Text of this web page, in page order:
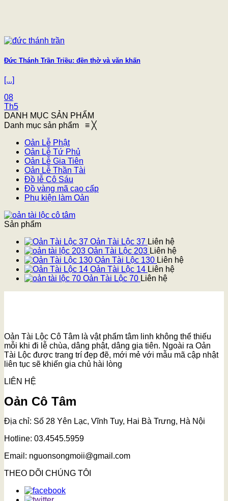
Đức Thánh Trần Triều: đền thờ và văn khấn
[...]
08
Th5
DANH MỤC SẢN PHẨM
Danh mục sản phẩm ≡ ╳
Oản Lễ Phật
Oản Lễ Tứ Phủ
Oản Lễ Gia Tiên
Oản Lễ Thần Tài
Đồ lễ Cô Sáu
Đồ vàng mã cao cấp
Phụ kiện làm Oản
Sản phẩm
Oản Tài Lộc 37 Liên hệ
Oản Tài Lộc 203 Liên hệ
Oản Tài Lộc 130 Liên hệ
Oản Tài Lộc 14 Liên hệ
Oản Tài Lộc 70 Liên hệ
Oản Tài Lộc Cô Tâm là vật phẩm tâm linh không thể thiếu
mỗi khi đi lễ chùa, dâng phật, dâng gia tiên. Ngoài ra Oản
Tài Lộc được trang trí đẹp đẽ, mới mẻ với mẫu mã cập nhật
liên tục sẽ khiến gia chủ hài lòng
LIÊN HỆ
Oản Cô Tâm
Địa chỉ: Số 28 Yên Lạc, Vĩnh Tuy, Hai Bà Trưng, Hà Nội
Hotline: 03.4545.5959
Email: nguonsongmoii@gmail.com
THEO DÕI CHÚNG TÔI